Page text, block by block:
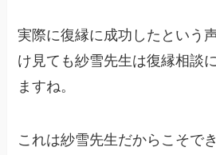
実際に復縁に成功したという
け見ても紗雪先生は復縁相談
ますね。
これは紗雪先生だからこそで